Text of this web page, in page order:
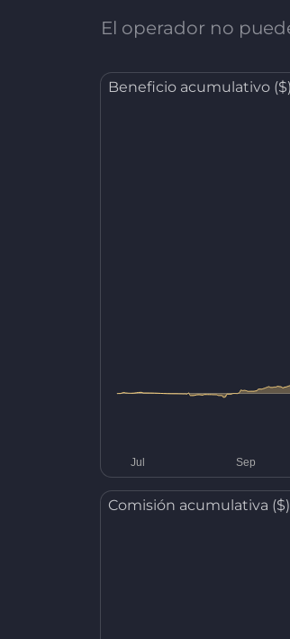
El operador no
Beneficio acumulativo ($)
Comisión acumulativa ($)